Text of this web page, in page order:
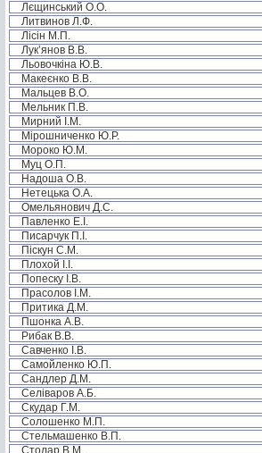
Лєщинський О.О.
Литвинов Л.Ф.
Лісін М.П.
Лук’янов В.В.
Льовочкіна Ю.В.
Макеєнко В.В.
Мальцев В.О.
Мельник П.В.
Мирний І.М.
Мірошниченко Ю.Р.
Мороко Ю.М.
Муц О.П.
Надоша О.В.
Нетецька О.А.
Омельянович Д.С.
Павленко Е.І.
Писарчук П.І.
Піскун С.М.
Плохой І.І.
Попеску І.В.
Прасолов І.М.
Притика Д.М.
Пшонка А.В.
Рибак В.В.
Савченко І.В.
Самойленко Ю.П.
Сандлер Д.М.
Селіваров А.Б.
Скудар Г.М.
Солошенко М.П.
Стельмашенко В.П.
Столар В.М.